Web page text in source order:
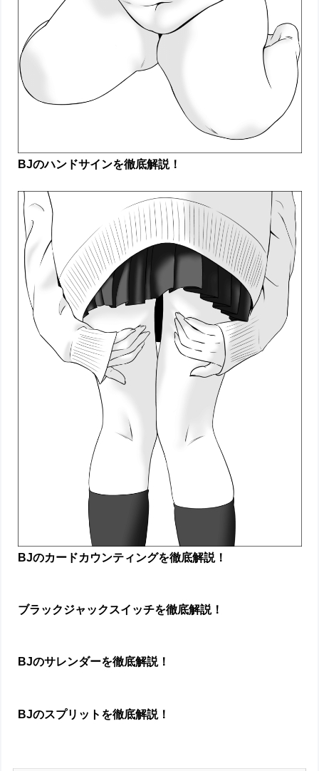
BJのハンドサインを徹底解説！
BJのカードカウンティングを徹底解説！
ブラックジャックスイッチを徹底解説！
BJのサレンダーを徹底解説！
BJのスプリットを徹底解説！